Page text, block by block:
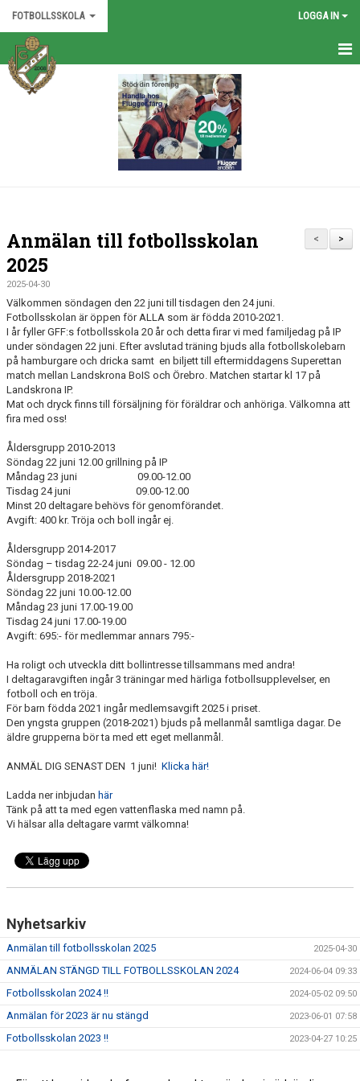
FOTBOLLSSKOLA LOGGA IN
HEM
>
<
Anmälan till fotbollsskolan
2025
2025-04-30
Välkommen söndagen den 22 juni till tisdagen den 24 juni.
Fotbollsskolan är öppen för ALLA som är födda 2010-2021.
I år fyller GFF:s fotbollsskola 20 år och detta firar vi med familjedag på IP
under söndagen 22 juni. Efter avslutad träning bjuds alla fotbollskolebarn
på hamburgare och dricka samt en biljett till eftermiddagens Superettan
match mellan Landskrona BoIS och Örebro. Matchen startar kl 17 på
Landskrona IP.
Mat och dryck finns till försäljning för föräldrar och anhöriga. Välkomna att
fira med oss!
Åldersgrupp 2010-2013
Söndag 22 juni 12.00 grillning på IP
Måndag 23 juni 09.00-12.00
Tisdag 24 juni 09.00-12.00
Minst 20 deltagare behövs för genomförandet.
Avgift: 400 kr. Tröja och boll ingår ej.
Åldersgrupp 2014-2017
Söndag – tisdag 22-24 juni 09.00 - 12.00
Åldersgrupp 2018-2021
Söndag 22 juni 10.00-12.00
Måndag 23 juni 17.00-19.00
Tisdag 24 juni 17.00-19.00
Avgift: 695:- för medlemmar annars 795:-
Ha roligt och utveckla ditt bollintresse tillsammans med andra!
I deltagaravgiften ingår 3 träningar med härliga fotbollsupplevelser, en
fotboll och en tröja.
För barn födda 2021 ingår medlemsavgift 2025 i priset.
Den yngsta gruppen (2018-2021) bjuds på mellanmål samtliga dagar. De
äldre grupperna bör ta med ett eget mellanmål.
ANMÄL DIG SENAST DEN 1 juni! Klicka här!
Ladda ner inbjudan här
Tänk på att ta med egen vattenflaska med namn på.
Vi hälsar alla deltagare varmt välkomna!
Nyhetsarkiv
Anmälan till fotbollsskolan 2025 2025-04-30
ANMÄLAN STÄNGD TILL FOTBOLLSSKOLAN 2024 2024-06-04 09:33
Fotbollsskolan 2024 !! 2024-05-02 09:50
Anmälan för 2023 är nu stängd 2023-06-01 07:58
Fotbollsskolan 2023 !! 2023-04-27 10:25